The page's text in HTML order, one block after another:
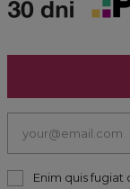
Enim quis